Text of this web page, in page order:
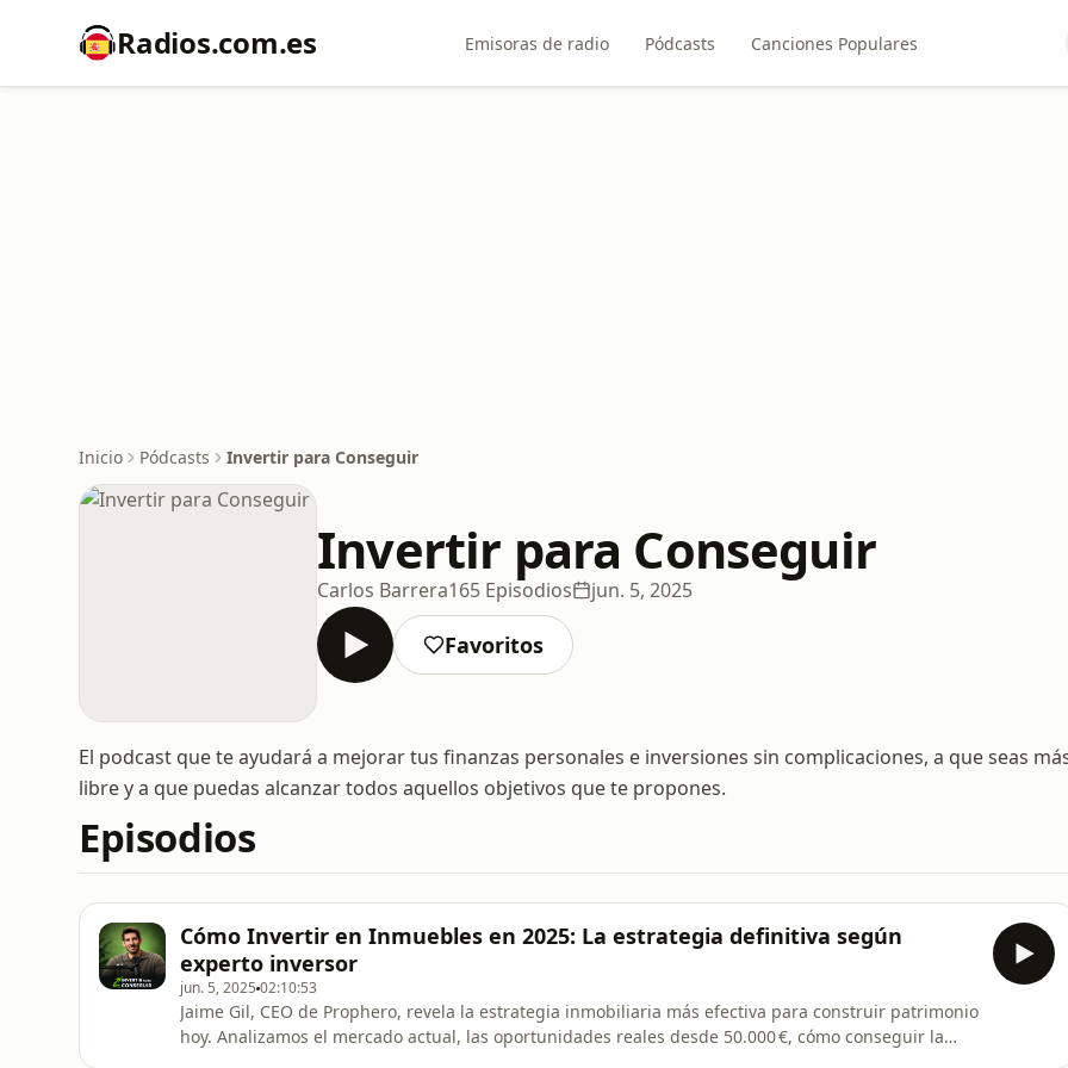
Radios.com.es Emisoras de radio Pódcasts Canciones Populares
Inicio Pódcasts Invertir para Conseguir
Invertir para Conseguir
Carlos Barrera165 Episodios jun. 5, 2025
Favoritos
El podcast que te ayudará a mejorar tus finanzas personales e inversiones sin complicaciones, a que seas
libre y a que puedas alcanzar todos aquellos objetivos que te propones.
Episodios
Cómo Invertir en Inmuebles en 2025: La estrategia definitiva según
experto inversor
jun. 5, 2025 02:10:53
Jaime Gil, CEO de Prophero, revela la estrategia inmobiliaria más efectiva para construir patrimonio
hoy. Analizamos el mercado actual, las oportunidades reales desde 50.000 €, cómo conseguir la